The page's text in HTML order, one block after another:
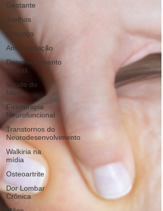
Gestante
Joelhos
Pescoço
Amamentação
Desenvolvimento
Infantil
Saúde do
Idoso
Fisioterapia
Neurofuncional
Transtornos do
Neurodesenvolvimento
Walkiria na
mídia
Osteoartrite
Dor Lombar
Crônica